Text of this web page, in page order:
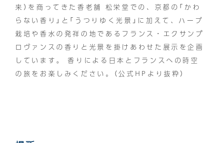
来）を商ってきた香老舗 松栄堂での、京都の「かわ
らない香り」と「うつりゆく光景」に加えて、ハーブ
栽培や香水の発祥の地であるフランス・エクサンプ
ロヴァンスの香りと光景を掛けあわせた展示を企画
しています。 香りによる日本とフランスへの時空
の旅をお楽しみください。（公式HPより抜粋）